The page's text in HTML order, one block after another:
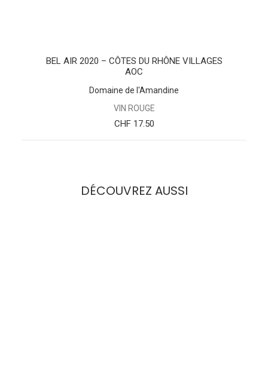
BEL AIR 2020 – CÔTES DU RHÔNE VILLAGES
AOC
Domaine de l'Amandine
VIN ROUGE
CHF17.50
DÉCOUVREZ AUSSI